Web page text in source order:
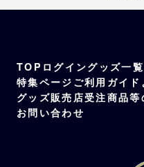
TOP ログイングッズ一覧
特集ページ ご利用ガイド
グッズ販売店受注商品
お問い合わせ